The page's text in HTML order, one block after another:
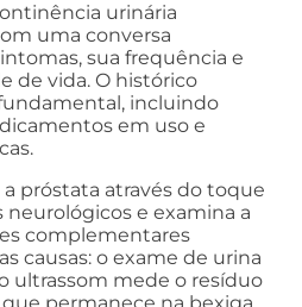
urinária
uma conversa
sua frequência e
de vida. O histórico
incluindo
em uso e
a próstata através do toque
neurológicos e examina a
complementares
causas: o exame de urina
ultrassom mede o resíduo